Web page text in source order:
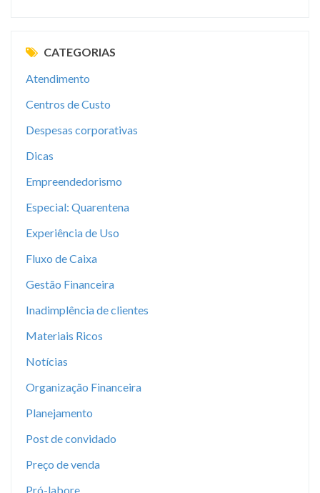
CATEGORIAS
Atendimento
Centros de Custo
Despesas corporativas
Dicas
Empreendedorismo
Especial: Quarentena
Experiência de Uso
Fluxo de Caixa
Gestão Financeira
Inadimplência de clientes
Materiais Ricos
Notícias
Organização Financeira
Planejamento
Post de convidado
Preço de venda
Pró-labore